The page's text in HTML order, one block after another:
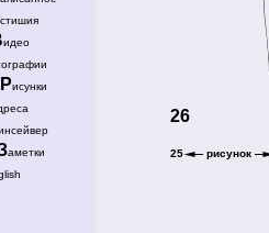
идео
Рисунки
аметки
26
25 рисунок